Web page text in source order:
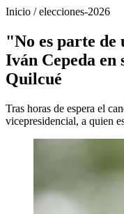
Inicio /elecciones-2026
"No es parte
Iván Cepeda en
Quilcué
Tras horas de espera el
vicepresidencial, a quien